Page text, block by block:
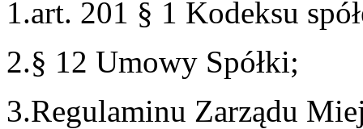
1.art. 201 § 1 Kodeksu
2.§ 12 Umowy Spółki;
3.Regulaminu Zarządu